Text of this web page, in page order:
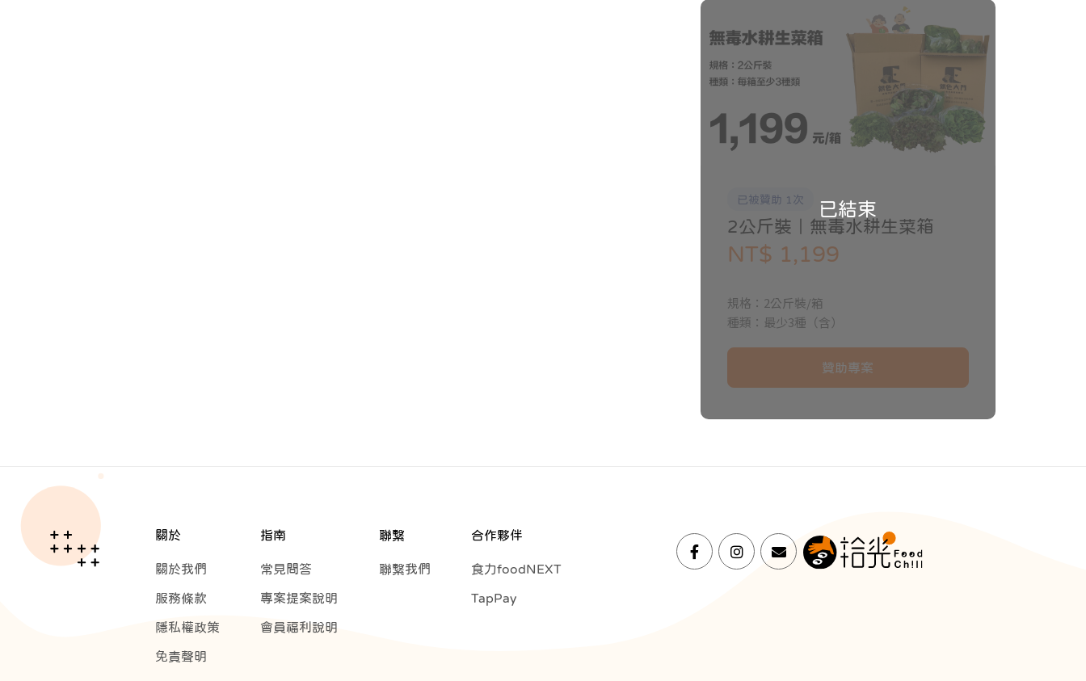
工具共同協力，用溫飽與關懷，推開長輩的
大門。 更透過ESG社會永續服務，邀請企業
共同投入社會影響力實踐，邁向全台長輩零
飢餓的目標。用多元的銀髮友善參與方式，
目標讓銀髮友善更容易！
已結束
已被贊助 1次
2公斤裝｜無毒水耕生菜箱
NT$ 1,199
規格：2公斤裝/箱
種類：最少3種（含）
贊助專案
關於
關於我們
服務條款
隱私權政策
免責聲明
指南
常見問答
專案提案說明
會員福利說明
聯繫
聯繫我們
合作夥伴
食力foodNEXT
TapPay